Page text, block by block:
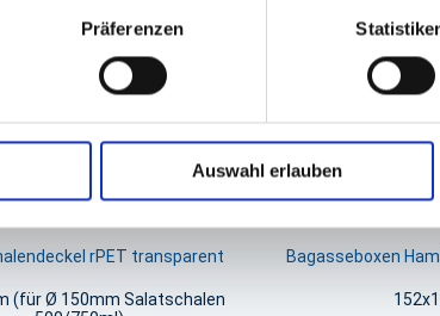
Präferenzen
Auswahl erlauben
rPET transparent
(für Ø 150mm Salatschalen
Bagasseboxen